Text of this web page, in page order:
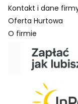
Kontakt i dane
Oferta Hurtowa
O firmie